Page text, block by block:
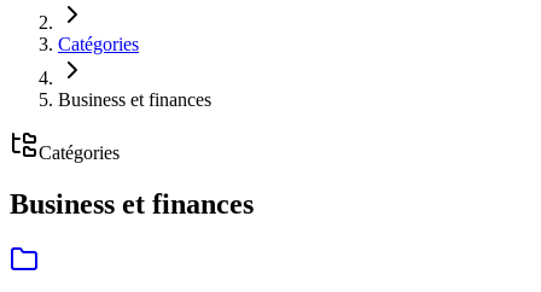
Catégories
Business et finances
Catégories
Business et finances